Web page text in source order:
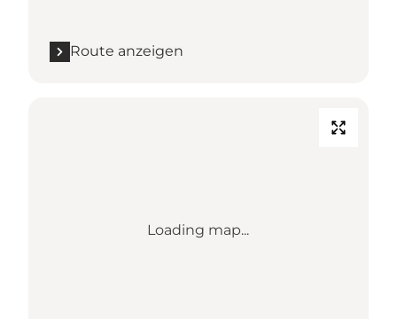
Route anzeigen
Loading map...